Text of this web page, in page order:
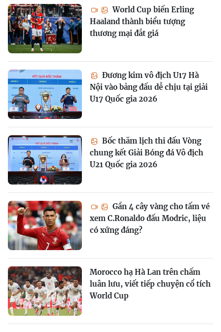
World Cup biến Erling
Haaland thành biểu tượng
thương mại đắt giá
Đương kim vô địch U17 Hà
Nội vào bảng đấu dễ chịu tại giải
U17 Quốc gia 2026
Bốc thăm lịch thi đấu Vòng
chung kết Giải Bóng đá Vô địch
U21 Quốc gia 2026
Gần 4 cây vàng cho tấm vé
xem C.Ronaldo đấu Modric, liệu
có xứng đáng?
Morocco hạ Hà Lan trên chấm
luân lưu, viết tiếp chuyện cổ tích
World Cup